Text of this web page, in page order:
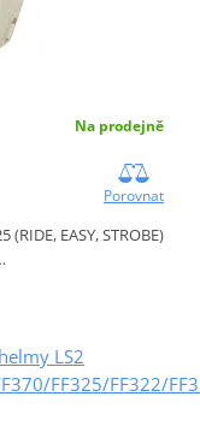
Na prodejně
Porovnat
EASY, STROBE)
LS2
FF325/FF322/